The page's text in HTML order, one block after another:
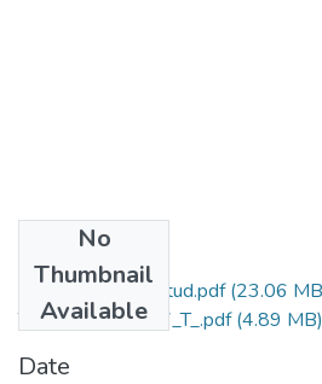
No
Thumbnail
Available
Grado de Similitud.pdf(23.06
T036_76010387_T_.pdf(4.89 MB)
Date